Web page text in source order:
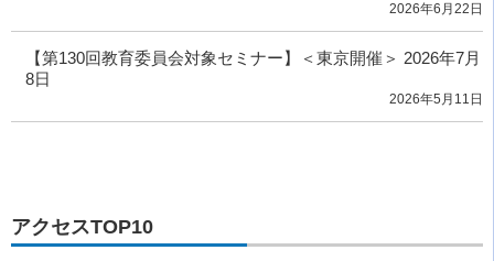
2026年6月22日
【第130回教育委員会対象セミナー】＜東京開催＞ 2026年7月
8日
2026年5月11日
アクセスTOP10